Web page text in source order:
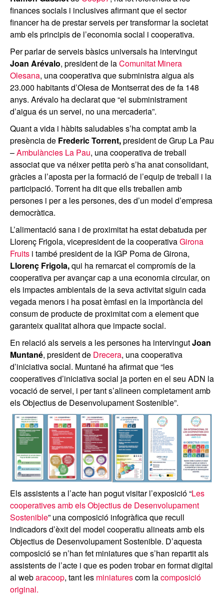
finances socials i inclusives afirmant que el sector
financer ha de prestar serveis per transformar la societat
amb els principis de l’economia social i cooperativa.
Per parlar de serveis bàsics universals ha intervingut
Joan Arévalo, president de laComunitat Minera
Olesana, una cooperativa que subministra aigua als
23.000 habitants d’Olesa de Montserrat des de fa 148
anys. Arévalo ha declarat que “el subministrament
d’aigua és un servei, no una mercaderia”.
Quant a vida i hàbits saludables s’ha comptat amb la
presència de Frederic Torrent,president de Grup La Pau
–Ambulàncies La Pau, una cooperativa de treball
associat que va néixer petita però s’ha anat consolidant,
gràcies a l’aposta per la formació de l’equip de treball i la
participació. Torrent ha dit que ells treballen amb
persones i per a les persones, des d’un model d’empresa
democràtica.
L’alimentació sana i de proximitat ha estat debatuda per
Llorenç Frigola, vicepresident de la cooperativaGirona
Fruits i també president de la IGP Poma de Girona,
Llorenç Frigola,qui ha remarcat el compromís de la
cooperativa per avançar cap a una economia circular, on
els impactes ambientals de la seva activitat siguin cada
vegada menors i ha posat èmfasi en la importància del
consum de producte de proximitat com a element que
garanteix qualitat alhora que impacte social.
En relació als serveis a les persones ha intervingutJoan
Muntané, president de Drecera, una cooperativa
d’iniciativa social. Muntané ha afirmat que “les
cooperatives d’iniciativa social ja porten en el seu ADN la
vocació de servei, i per tant s’alineen completament amb
els Objectius de Desenvolupament Sostenible”.
Els assistents a l’acte han pogut visitar l’exposició “Les
cooperatives amb els Objectius de Desenvolupament
Sostenible” una composició infogràfica que recull
indicadors d’èxit del model cooperatiu alineats amb els
Objectius de Desenvolupament Sostenible. D’aquesta
composició se n’han fet miniatures que s’han repartit als
assistents de l’acte i que es poden trobar en format digital
al webaracoop, tant les miniaturescom lacomposició
original.